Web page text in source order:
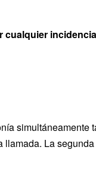
cualquier incidencia
simultáneamente
La